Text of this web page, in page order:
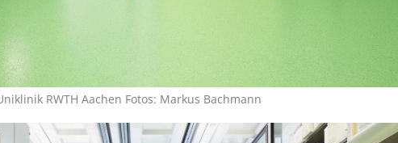
RWTH Aachen Fotos: Markus Bachmann